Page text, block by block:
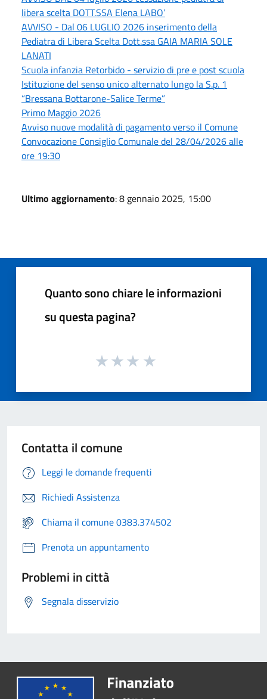
libera scelta DOTT.SSA Elena LABO’
AVVISO - Dal 06 LUGLIO 2026 inserimento della
Pediatra di Libera Scelta Dott.ssa GAIA MARIA SOLE
LANATI
Scuola infanzia Retorbido - servizio di pre e post scuola
Istituzione del senso unico alternato lungo la S.p. 1
“Bressana Bottarone-Salice Terme”
Primo Maggio 2026
Avviso nuove modalità di pagamento verso il Comune
Convocazione Consiglio Comunale del 28/04/2026 alle
ore 19:30
Ultimo aggiornamento: 8 gennaio 2025, 15:00
Quanto sono chiare le informazioni
su questa pagina?
Contatta il comune
Leggi le domande frequenti
Richiedi Assistenza
Chiama il comune 0383.374502
Prenota un appuntamento
Problemi in città
Segnala disservizio